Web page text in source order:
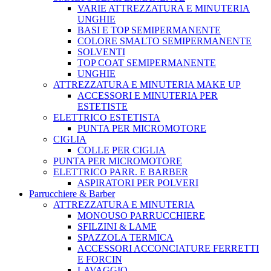
VARIE ATTREZZATURA E MINUTERIA
UNGHIE
BASI E TOP SEMIPERMANENTE
COLORE SMALTO SEMIPERMANENTE
SOLVENTI
TOP COAT SEMIPERMANENTE
UNGHIE
ATTREZZATURA E MINUTERIA MAKE UP
ACCESSORI E MINUTERIA PER
ESTETISTE
ELETTRICO ESTETISTA
PUNTA PER MICROMOTORE
CIGLIA
COLLE PER CIGLIA
PUNTA PER MICROMOTORE
ELETTRICO PARR. E BARBER
ASPIRATORI PER POLVERI
Parrucchiere & Barber
ATTREZZATURA E MINUTERIA
MONOUSO PARRUCCHIERE
SFILZINI & LAME
SPAZZOLA TERMICA
ACCESSORI ACCONCIATURE FERRETTI
E FORCIN